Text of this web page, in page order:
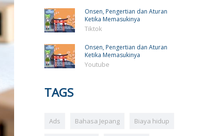
Onsen, Pengertian dan Aturan
Ketika Memasukinya
Tiktok
Onsen, Pengertian dan Aturan
Ketika Memasukinya
Youtube
TAGS
Ads Bahasa Jepang Biaya hidup